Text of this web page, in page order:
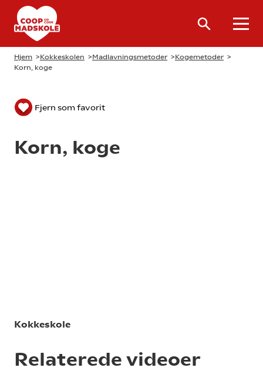
Hjem >Kokkeskolen >Madlavningsmetoder >Kogemetoder >
Korn, koge
Fjern som favorit
Korn, koge
Kokkeskole
Relaterede videoer